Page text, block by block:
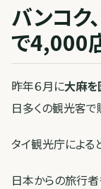
バンコク
で4,000
昨年６月に大麻を
日多くの観光客で
タイ観光庁によ
日本からの旅行